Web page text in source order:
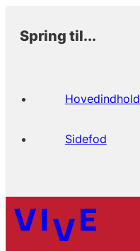
Spring til...
Hovedindhold
Sidefod